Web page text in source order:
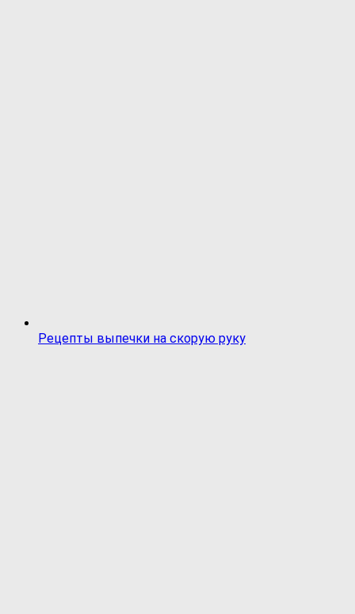
Рецепты выпечки на скорую руку